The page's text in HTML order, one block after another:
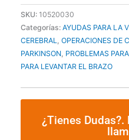
cantidad
SKU: 10520030
Categorías: AYUDAS PARA LA
CEREBRAL
OPERACIONES DE
PARKINSON PROBLEMAS
PARA LEVANTAR EL BRAZO
¿Tienes Dudas?.